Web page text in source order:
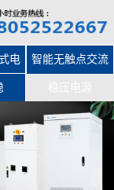
电 智能无触点交流